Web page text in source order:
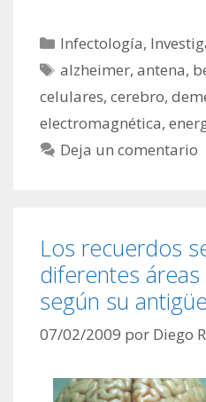
Categorías
Infectología,
Etiquetas
alzheimer,antena,
celulares, cerebro,
electromagnética,
Deja un comentario
Los recuerdos
diferentes
según su
07/02/2009 por Diego